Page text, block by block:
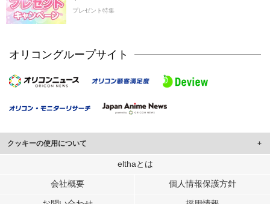
プレゼント特集
オリコングループサイト
クッキーの使用について
このサイトでは Cookie を使用して、ユーザーに合わせたコンテンツや広告の
行っています。
elthaとは
会社概要 個人情報保護方針